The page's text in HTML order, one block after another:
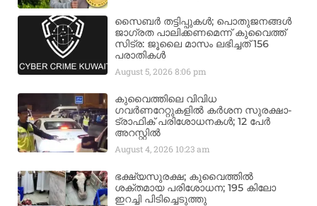
സൈബർ തട്ടിപ്പുകൾ; പൊതുജനങ്ങൾ
ജാഗ്രത പാലിക്കണമെന്ന് കുവൈത്ത്
സിട്ര: ജൂലൈ മാസം ലഭിച്ചത് 156
പരാതികൾ
August 5, 20268:06 pm
കുവൈത്തിലെ വിവിധ
ഗവർണറേറ്റുകളിൽ കർശന സുരക്ഷാ-
ട്രാഫിക് പരിശോധനകൾ; 12 പേർ
അറസ്റ്റിൽ
August 4, 2026 10:23 am
ഭക്ഷ്യസുരക്ഷ; കുവൈത്തിൽ
ശക്തമായ പരിശോധന; 195 കിലോ
ഇറച്ചി പിടിച്ചെടുത്തു